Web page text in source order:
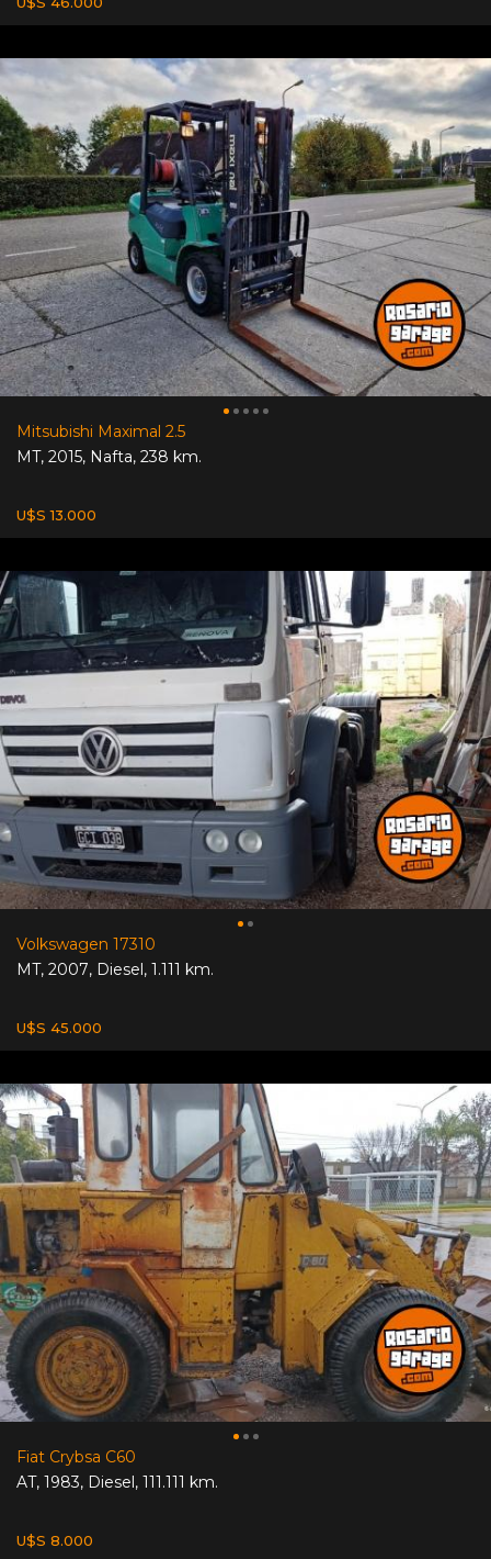
Mitsubishi Maximal 2.5
MT, 2015, Nafta, 238 km.
U$S 13.000
Volkswagen 17310
MT, 2007, Diesel, 1.111 km.
U$S 45.000
Fiat Crybsa C60
AT, 1983, Diesel, 111.111 km.
U$S 8.000